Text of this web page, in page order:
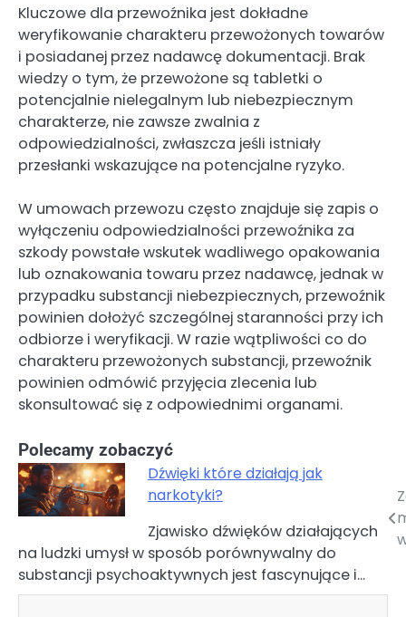
Kluczowe dla przewoźnika jest dokładne
weryfikowanie charakteru przewożonych towarów
i posiadanej przez nadawcę dokumentacji. Brak
wiedzy o tym, że przewożone są tabletki o
potencjalnie nielegalnym lub niebezpiecznym
charakterze, nie zawsze zwalnia z
odpowiedzialności, zwłaszcza jeśli istniały
przesłanki wskazujące na potencjalne ryzyko.
W umowach przewozu często znajduje się zapis o
wyłączeniu odpowiedzialności przewoźnika za
szkody powstałe wskutek wadliwego opakowania
lub oznakowania towaru przez nadawcę, jednak w
przypadku substancji niebezpiecznych, przewoźnik
powinien dołożyć szczególnej staranności przy ich
odbiorze i weryfikacji. W razie wątpliwości co do
charakteru przewożonych substancji, przewoźnik
powinien odmówić przyjęcia zlecenia lub
skonsultować się z odpowiednimi organami.
Polecamy zobaczyć
Dźwięki które działają jak
narkotyki?
Zjawisko dźwięków działających
na ludzki umysł w sposób porównywalny do
substancji psychoaktywnych jest fascynujące i…
Nawigacja